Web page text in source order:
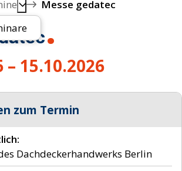
Messe gedatec
– 15.10.2026
zum Termin
Dachdeckerhandwerks Berlin